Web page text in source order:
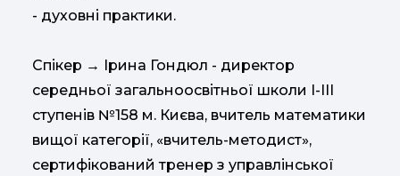
- духовні практики.
Спікер → Ірина Гондюл - директор
середньої загальноосвітньої школи І-ІІІ
ступенів №158 м. Києва, вчитель математики
вищої категорії, «вчитель-методист»,
сертифікований тренер з управлінської